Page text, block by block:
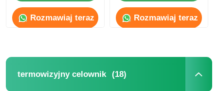
Rozmawiaj teraz Rozmawiaj teraz
termowizyjny celownik (18)